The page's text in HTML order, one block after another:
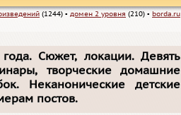
(1244) ▪ домен 2 уровня (210) ▪ borda.ru
Сюжет, локации. Девять
творческие домашние
Неканонические детские
постов.